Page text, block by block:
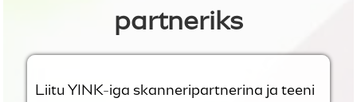
partneriks
Liitu YINK-iga skanneripartnerina ja teeni